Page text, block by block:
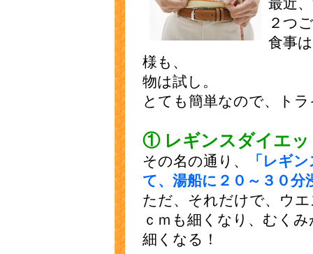
最近
２つ
食事
様も、
物は試し。
とても簡単なので、ト
① レギンスダイエッ
その名の通り、
「レギ
て、湯船に２０～３０分
ただ、それだけで、ウ
ｃｍも細くなり、むく
細くなる！